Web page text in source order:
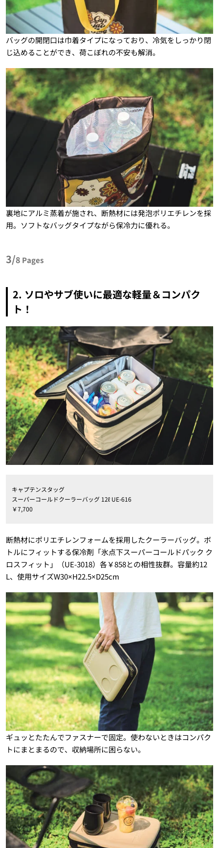
バッグの開閉口は巾着タイプになっており、冷気をしっかり閉
じ込めることができ、荷こぼれの不安も解消。
裏地にアルミ蒸着が施され、断熱材には発泡ポリエチレンを採
用。ソフトなバッグタイプながら保冷力に優れる。
3/8 Pages
2. ソロやサブ使いに最適な軽量＆コンパク
ト！
キャプテンスタッグ
スーパーコールドクーラーバッグ 12ℓ UE-616
￥7,700
断熱材にポリエチレンフォームを採用したクーラーバッグ。ボ
トルにフィットする保冷剤「氷点下スーパーコールドパック ク
ロスフィット」（UE-3018）各￥858との相性抜群。容量約12
L、使用サイズW30×H22.5×D25cm
ギュッとたたんでファスナーで固定。使わないときはコンパク
トにまとまるので、収納場所に困らない。